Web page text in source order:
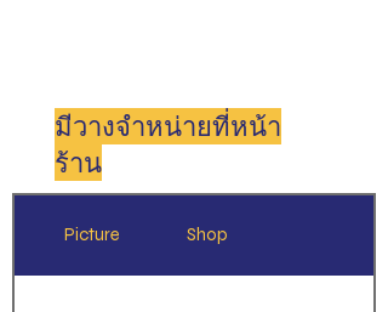
มีวางจำหน่ายที่หน้า
ร้าน
Picture Shop